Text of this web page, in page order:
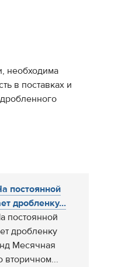
необходима
в поставках и
постоянной
дробленку...
постоянной
дробленку
Месячная
вторичном...